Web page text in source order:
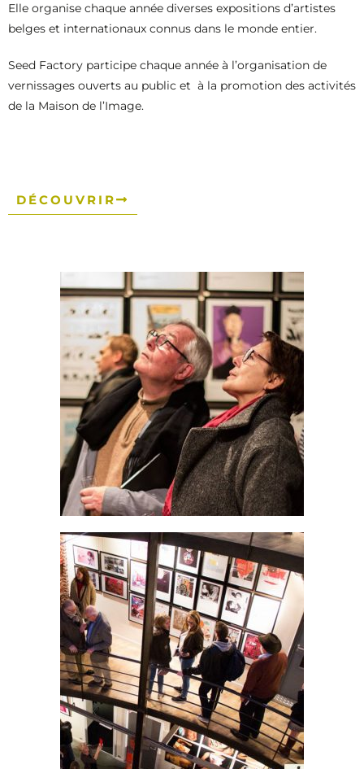
Elle organise chaque année diverses expositions d’artistes
belges et internationaux connus dans le monde entier.
Seed Factory participe chaque année à l’organisation de
vernissages ouverts au public et à la promotion des activités
de la Maison de l’Image.
DÉCOUVRIR